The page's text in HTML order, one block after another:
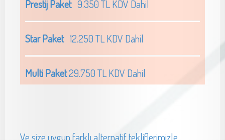
Prestij Paket9.350 TL KDV Dahil
Star Paket12.250 TL KDV Dahil
Multi Paket29.750 TL KDV Dahil
Ve size uygun farklı alternatif tekliflerimizle...